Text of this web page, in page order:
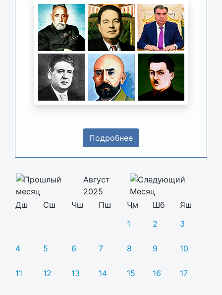
Подробнее
Август
2025
Дш
Сш Чш Пш Ҷм Шб
Яш
1
2 3
4 5 6 7 8 9 10
11 12 13 14 15 16 17